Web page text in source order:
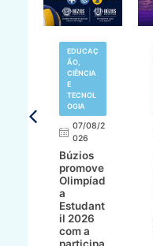
EDUCAÇ
ÃO,
CIÊNCIA
E
TECNOL
OGIA
07/08/2
026
Búzios
promove
Olimpíad
a
Estudant
il 2026
com a
participa